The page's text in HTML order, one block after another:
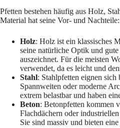
Pfetten bestehen häufig aus Holz,
Material hat seine Vor- und Nachteile:
Holz: Holz ist ein klassisches
seine natürliche Optik und
auszeichnet. Für die meisten
verwendet, da es leicht und
Stahl: Stahlpfetten eignen sich
Spannweiten oder moderne
extrem belastbar und haben
Beton: Betonpfetten kommen
Flachdächern oder
Sie sind massiv und bieten